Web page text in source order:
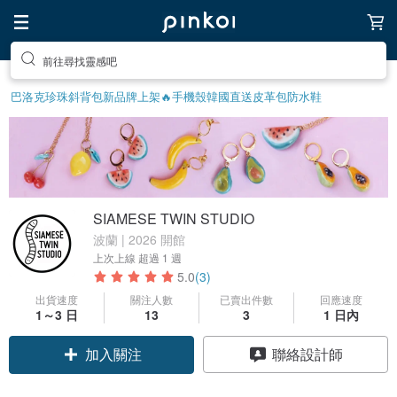
前往尋找靈感吧
巴洛克珍珠斜背包新品牌上架🔥手機殼韓國直送皮革包防水鞋
SIAMESE TWIN STUDIO
波蘭 | 2026 開館
上次上線 超過 1 週
5.0(3)
出貨速度
1～3 日
關注人數
13
已賣出件數
3
回應速度
1 日內
加入關注 聯絡設計師